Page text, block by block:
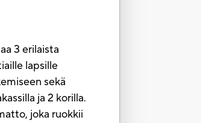
3 erilaista
lapsille
sekä
ja 2 korilla.
joka ruokkii